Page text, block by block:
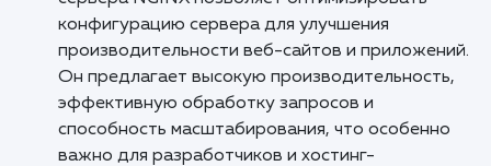
Не допускайте, чтобы неправильные
сервера снижали эффективность вашего
и ущемляли ваш бизнес. Обратитесь к
профессионалам для проведения
настроек вашего сервера NGINX уже